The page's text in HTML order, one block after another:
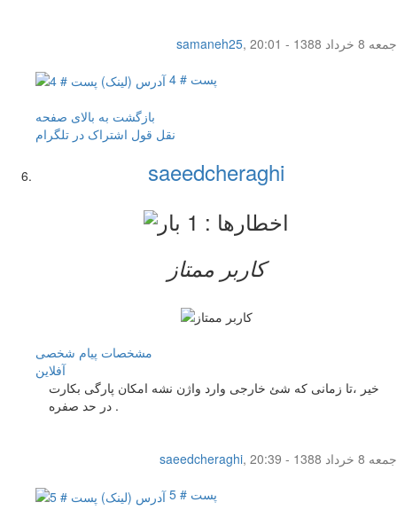
samaneh25,
جمعه 8 خرداد 1388 - 20:01
پست # 4
بازگشت به بالای صفحه
نقل قول اشتراک در تلگرام
saeedcheraghi
کاربر ممتاز
مشخصات پیام شخصی
آفلاين
خیر ،تا زمانی که شئ خارجی وارد واژن نشه امکان پارگی بکارت
در حد صفره .
saeedcheraghi,
جمعه 8 خرداد 1388 - 20:39
پست # 5